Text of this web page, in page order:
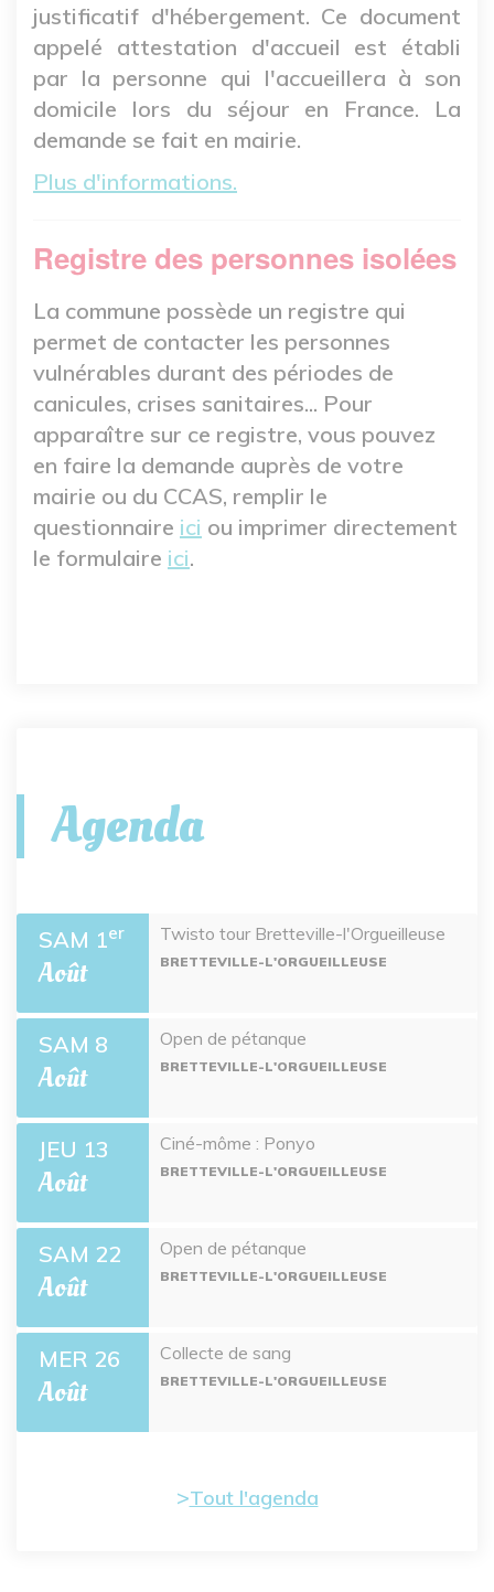
justificatif d'hébergement. Ce document
appelé attestation d'accueil est établi
par la personne qui l'accueillera à son
domicile lors du séjour en France. La
demande se fait en mairie.
Plus d'informations.
Registre des personnes isolées
La commune possède un registre qui
permet de contacter les personnes
vulnérables durant des périodes de
canicules, crises sanitaires... Pour
apparaître sur ce registre, vous pouvez
en faire la demande auprès de votre
mairie ou du CCAS, remplir le
questionnaire ici ou imprimer directement
le formulaire ici.
Agenda
SAM 1er
Août
Twisto tour Bretteville-l'Orgueilleuse
BRETTEVILLE-L'ORGUEILLEUSE
SAM 8
Août
Open de pétanque
BRETTEVILLE-L'ORGUEILLEUSE
JEU 13
Août
Ciné-môme : Ponyo
BRETTEVILLE-L'ORGUEILLEUSE
SAM 22
Août
Open de pétanque
BRETTEVILLE-L'ORGUEILLEUSE
MER 26
Août
Collecte de sang
BRETTEVILLE-L'ORGUEILLEUSE
Tout l'agenda